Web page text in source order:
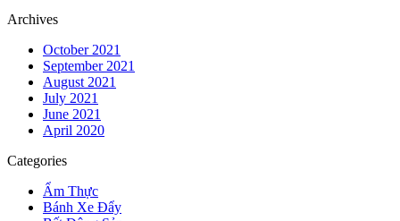
Archives
October 2021
September 2021
August 2021
July 2021
June 2021
April 2020
Categories
Ẩm Thực
Bánh Xe Đẩy